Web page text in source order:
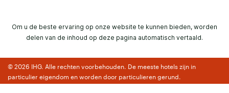
Om u de beste ervaring op onze website te kunnen bieden, worden
delen van de inhoud op deze pagina automatisch vertaald.
© 2026 IHG. Alle rechten voorbehouden. De meeste hotels zijn in
particulier eigendom en worden door particulieren gerund.